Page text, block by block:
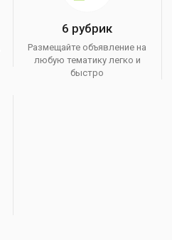
6 рубрик
Размещайте объявление на
любую тематику легко и
быстро